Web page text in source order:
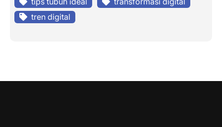
tren digital